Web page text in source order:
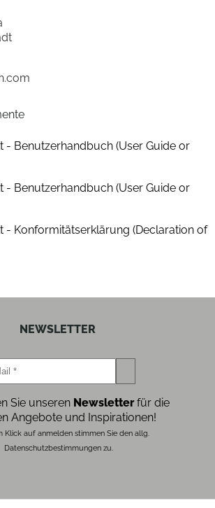
(cm)
(cm)
(cm) 30.7
ja
- Benutzerhandbuch (User Guide or
- Benutzerhandbuch (User Guide or
- Konformitätserklärung (Declaration of
NEWSLETTER
Sie unseren Newsletterfür die
Angebote und Inspirationen!
Klick auf anmelden stimmen Sie den allg.
Datenschutzbestimmungen zu.